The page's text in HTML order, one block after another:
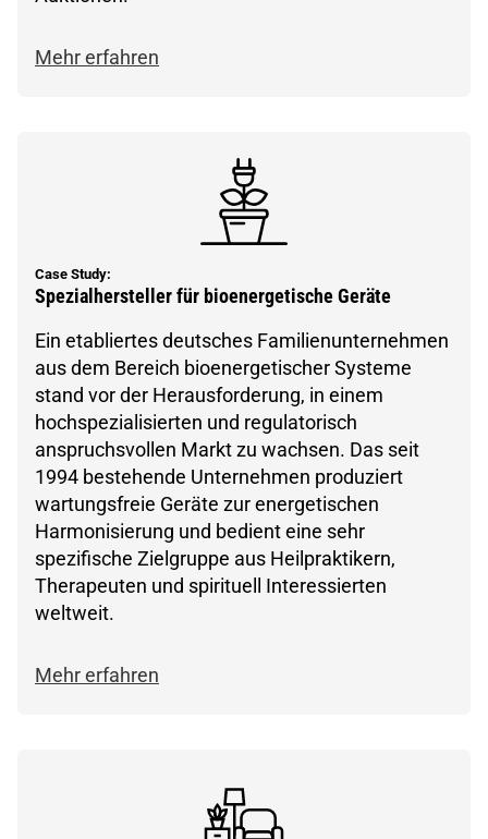
Mehr erfahren
Case Study:
Spezialhersteller für bioenergetische Geräte
Ein etabliertes deutsches Familienunternehmen
aus dem Bereich bioenergetischer Systeme
stand vor der Herausforderung, in einem
hochspezialisierten und regulatorisch
anspruchsvollen Markt zu wachsen. Das seit
1994 bestehende Unternehmen produziert
wartungsfreie Geräte zur energetischen
Harmonisierung und bedient eine sehr
spezifische Zielgruppe aus Heilpraktikern,
Therapeuten und spirituell Interessierten
weltweit.
Mehr erfahren